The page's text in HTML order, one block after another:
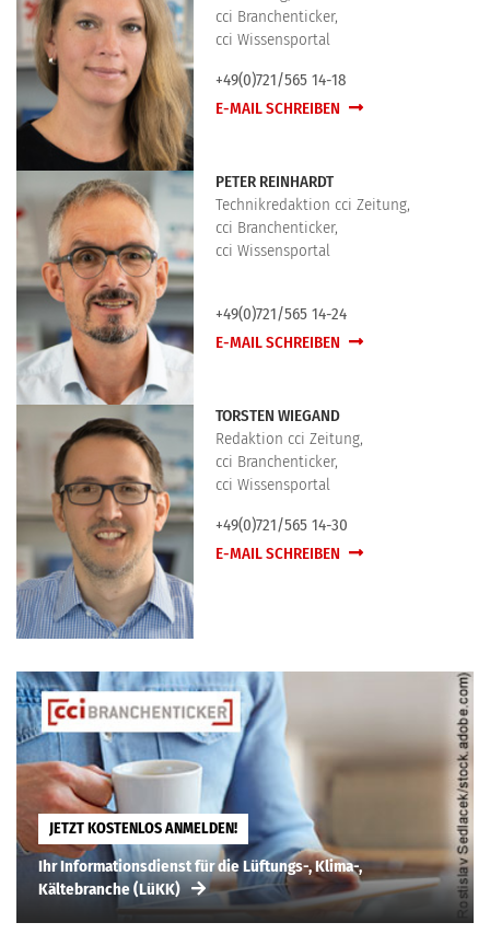
cci Branchenticker,
cci Wissensportal
+49(0)721/565 14-18
E-MAIL SCHREIBEN
PETER REINHARDT
Technikredaktion cci Zeitung,
cci Branchenticker,
cci Wissensportal
+49(0)721/565 14-24
E-MAIL SCHREIBEN
TORSTEN WIEGAND
Redaktion cci Zeitung,
cci Branchenticker,
cci Wissensportal
+49(0)721/565 14-30
E-MAIL SCHREIBEN
JETZT KOSTENLOS ANMELDEN!
Ihr Informationsdienst für die Lüftungs-, Klima-,
Kältebranche (LüKK)